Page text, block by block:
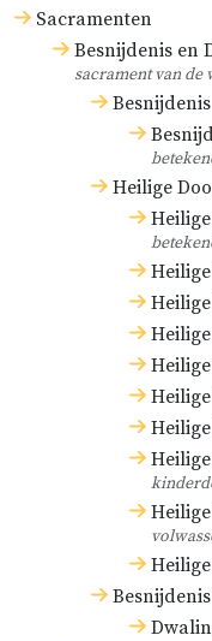
Sacramenten
Besnijdenis en
sacrament van de
Besnijdenis
Heilige